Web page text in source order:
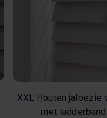
XXL Houten jaloezie
met